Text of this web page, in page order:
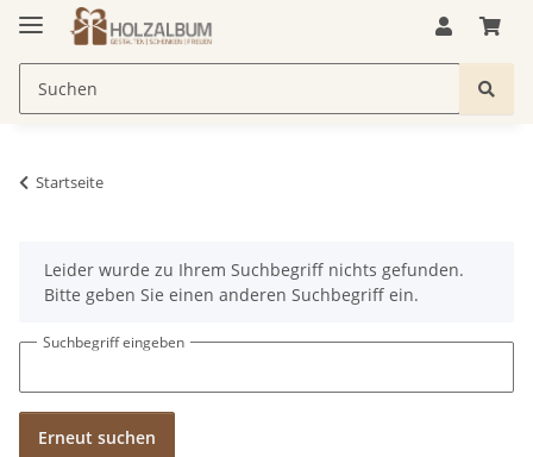
Startseite
xLeider wurde zu Ihrem Suchbegriff nichts gefunden.
Bitte geben Sie einen anderen Suchbegriff ein.
Suchbegriff eingeben
Erneut suchen